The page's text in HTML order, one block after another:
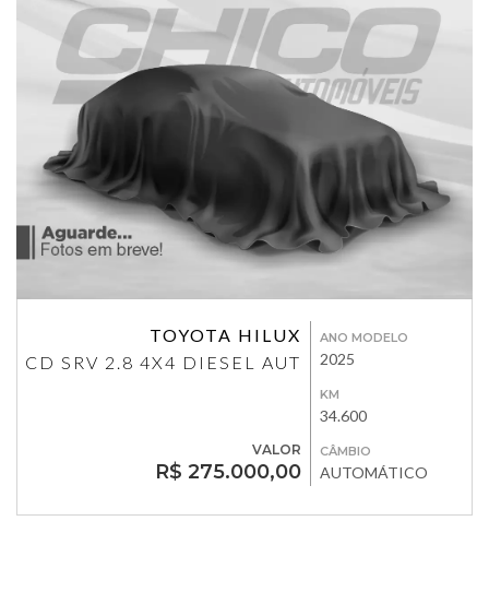
TOYOTA HILUX
CD SRV 2.8 4X4 DIESEL AUT
VALOR
R$ 275.000,00
ANO MODELO
2025
KM
34.600
CÂMBIO
AUTOMÁTICO